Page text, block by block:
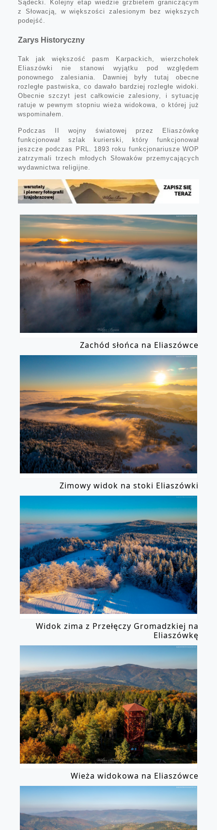
Sądecki. Kolejny etap wiedzie grzbietem graniczącym
z Słowacją, w większości zalesionym bez większych
podejść.
Zarys Historyczny
Tak jak większość pasm Karpackich, wierzchołek
Eliaszówki nie stanowi wyjątku pod względem
ponownego zalesiania. Dawniej były tutaj obecne
rozległe pastwiska, co dawało bardziej rozległe widoki.
Obecnie szczyt jest całkowicie zalesiony, i sytuację
ratuje w pewnym stopniu wieża widokowa, o której już
wspominałem.
Podczas II wojny światowej przez Eliaszówkę
funkcjonował szlak kurierski, który funkcjonował
jeszcze podczas PRL. 1893 roku funkcjonariusze WOP
zatrzymali trzech młodych Słowaków przemycających
wydawnictwa religijne.
Zachód słońca na Eliaszówce
Zimowy widok na stoki Eliaszówki
Widok zima z Przełęczy Gromadzkiej na
Eliaszówkę
Wieża widokowa na Eliaszówce